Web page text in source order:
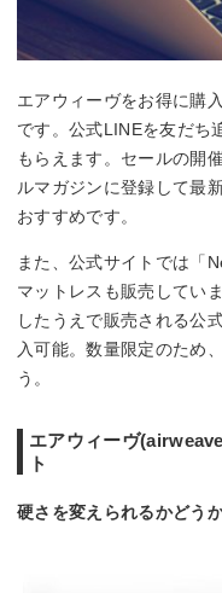
エアウィーヴをお得に購
です。公式LINEを友だち
もらえます。セールの開
ルマガジンに登録して最
おすすめです。
また、公式サイトでは「
マットレスも販売してい
したうえで販売される公
入可能。数量限定のため
う。
エアウィーヴ
ト
硬さを変えられるかどう